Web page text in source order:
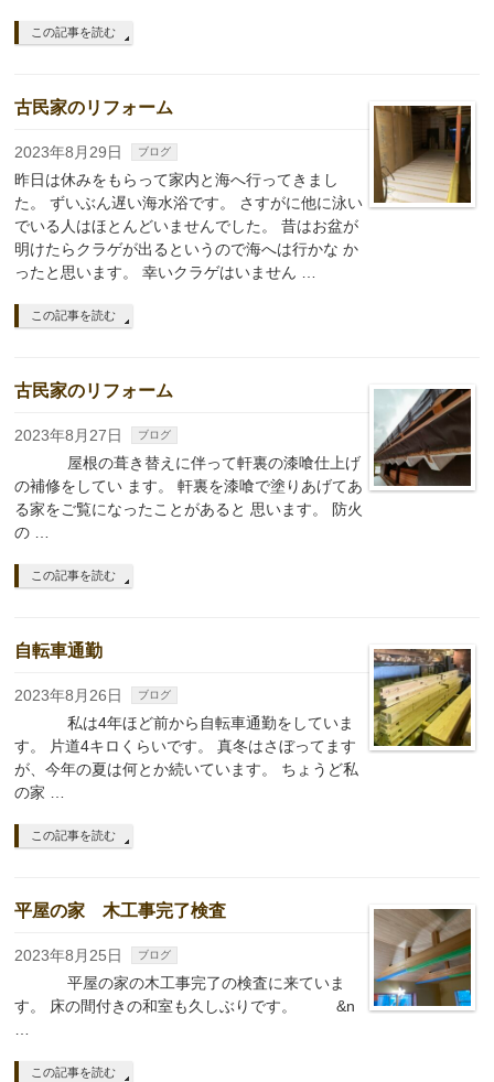
この記事を読む
古民家のリフォーム
2023年8月29日 ブログ
昨日は休みをもらって家内と海へ行ってきまし
た。 ずいぶん遅い海水浴です。 さすがに他に泳い
でいる人はほとんどいませんでした。 昔はお盆が
明けたらクラゲが出るというので海へは行かな か
ったと思います。 幸いクラゲはいません …
この記事を読む
古民家のリフォーム
2023年8月27日 ブログ
屋根の葺き替えに伴って軒裏の漆喰仕上げ
の補修をしてい ます。 軒裏を漆喰で塗りあげてあ
る家をご覧になったことがあると 思います。 防火
の …
この記事を読む
自転車通勤
2023年8月26日 ブログ
私は4年ほど前から自転車通勤をしていま
す。 片道4キロくらいです。 真冬はさぼってます
が、今年の夏は何とか続いています。 ちょうど私
の家 …
この記事を読む
平屋の家 木工事完了検査
2023年8月25日 ブログ
平屋の家の木工事完了の検査に来ていま
す。 床の間付きの和室も久しぶりです。 &n
この記事を読む